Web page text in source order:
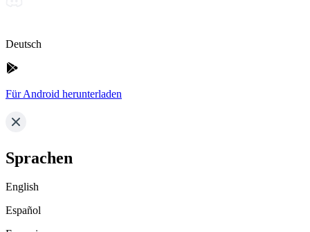
Deutsch
Für Android herunterladen
Sprachen
English
Español